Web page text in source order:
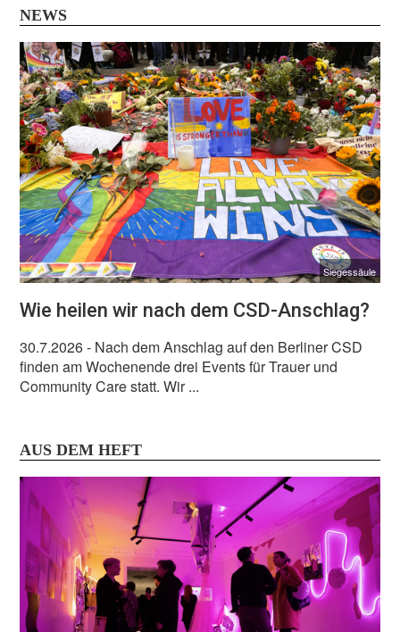
NEWS
Siegessäule
Wie heilen wir nach dem CSD-Anschlag?
30.7.2026- Nach dem Anschlag auf den Berliner CSD
finden am Wochenende drei Events für Trauer und
Community Care statt. Wir ...
AUS DEM HEFT